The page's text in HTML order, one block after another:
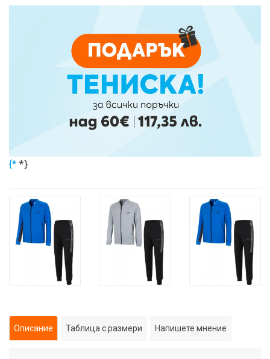
{* *}
Описание Таблица с размери Напишете мнение